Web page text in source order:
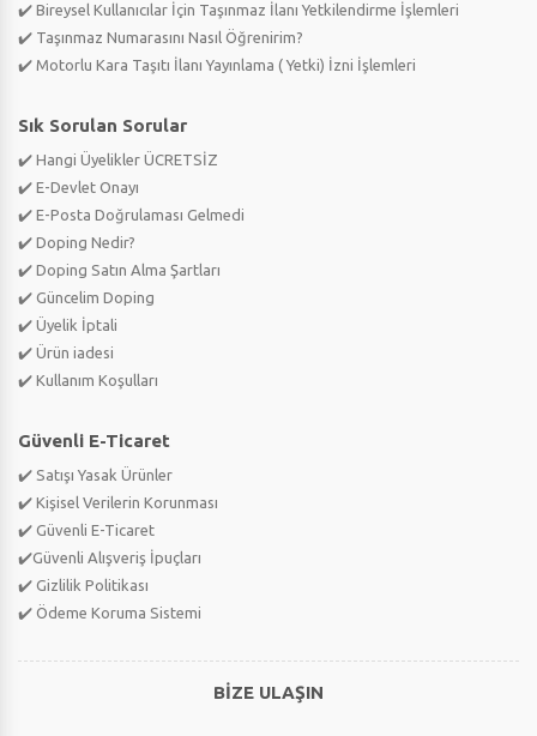
✔️ Bireysel Kullanıcılar İçin Taşınmaz İlanı Yetkilendirme İşlemleri
✔️ Taşınmaz Numarasını Nasıl Öğrenirim?
✔️ Motorlu Kara Taşıtı İlanı Yayınlama ( Yetki) İzni İşlemleri
Sık Sorulan Sorular
✔️ Hangi Üyelikler ÜCRETSİZ
✔️ E-Devlet Onayı
✔️ E-Posta Doğrulaması Gelmedi
✔️ Doping Nedir?
✔️ Doping Satın Alma Şartları
✔️ Güncelim Doping
✔️ Üyelik İptali
✔️ Ürün iadesi
✔️ Kullanım Koşulları
Güvenli E-Ticaret
✔️ Satışı Yasak Ürünler
✔️ Kişisel Verilerin Korunması
✔️ Güvenli E-Ticaret
✔️Güvenli Alışveriş İpuçları
✔️ Gizlilik Politikası
✔️ Ödeme Koruma Sistemi
BİZE ULAŞIN